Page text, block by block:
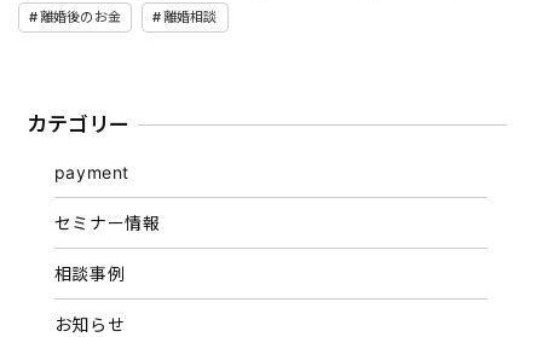
離婚後のお金 離婚相談
カテゴリー
payment
セミナー情報
相談事例
お知らせ